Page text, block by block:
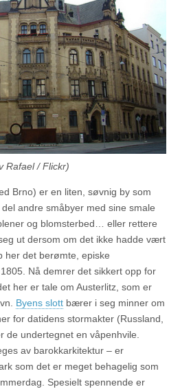
Rafael / Flickr)
Brno) er en liten, søvnig by som
andre småbyer med sine smale
og blomsterbed… eller rettere
ut dersom om det ikke hadde vært
her det berømte, episke
Nå demrer det sikkert opp for
her er tale om Austerlitz , som er
Byens slott bærer i seg minner om
for datidens stormakter (Russland,
undertegnet en våpenhvile.
av barokkarkitektur – er
som det er meget behagelig som
Spesielt spennende er